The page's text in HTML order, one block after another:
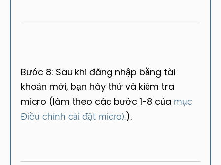
Bước 8: Sau khi đăng nhập bằng tài
khoản mới, bạn hãy thử và kiểm tra
micro (làm theo các bước 1-8 của mục
Điều chỉnh cài đặt micro).).